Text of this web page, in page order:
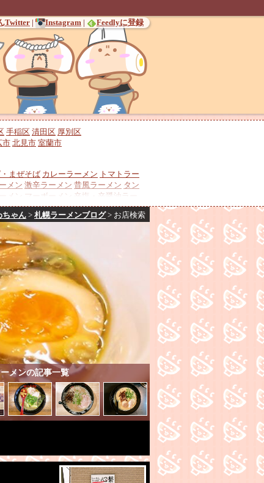
Twitter | Instagram | Feedlyに登録
手稲区 清田区 厚別区
市 北見市 室蘭市
まぜそば カレーラーメン トマトラー
メン 激辛ラーメン 昔風ラーメン タン
メン マーボーメン
辛塩・辛醤油ラー
ラーメン 酸辣湯麺
ーメン バターコーンラーメン 鶏チャー
煮干しラーメン 貝出汁ラーメン
メン ミシュランガイド・ビブグルマ
餃子 TKG 中華料理 ザンギ・唐揚げ
ガ盛り
ちょい飲みセット
ービス 無料サービス ご飯食べ放題
ミアム商品券使用可
カネジン食品 加藤ラーメン 一柳製麺
割有り 朝ラー 通し営業
土産 本日営業時間変更あり
ポケストッ
・南アクション らの道札幌１参加店 ら
参加店 らの道札幌５参加店 らの道札幌
LINEPay merpay d払い 楽天Pay
ちゃん > 札幌ラーメンブログ> お店検索
メンの記事一覧